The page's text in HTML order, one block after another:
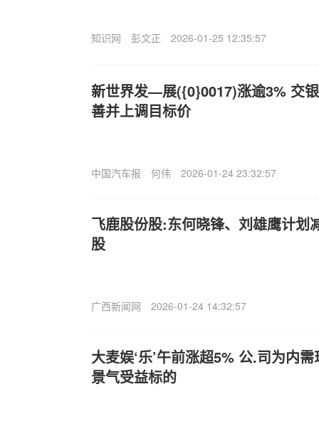
知识网 彭文正 2026-01-25 12:35:57
新世界发—展({0}0017)涨逾3% 交
善并上调目标价
中国汽车报 何伟 2026-01-24 23:32:57
飞鹿股份股:东何晓锋、刘雄鹰计划
股
广西新闻网 2026-01-24 14:32:57
大麦娱‘乐’午前涨超5% 公.司为内
景气受益标的